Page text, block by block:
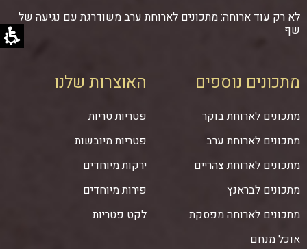
לא רק עוד ארוחה: מתכונים לארוחת ערב משודרגת עם נגיעה של
שף
מתכונים נוספים
מתכונים לארוחת בוקר
מתכונים לארוחת ערב
מתכונים לארוחת צהריים
מתכונים לבראנץ
מתכונים לארוחה מפסקת
אוכל מנחם
האוצרות שלנו
פטריות טריות
פטריות מיובשות
ירקות מיוחדים
פירות מיוחדים
לקט פטריות